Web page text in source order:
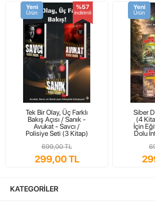
Yapıt öte yandan, bireysel psikolojinin
ilkelerini ve bunların insanı tanımada
değeri, ortak yaşamdaki ve kişinin kendi
kurmadaki önemini açıklama amacı
Kitaplarımızın tamamı orijinal metin ve
Kapıda Nakit Ödeme Ve İade Garantili
Kadar Gönderiyoruz.
ROMAN BOY (15-5 / 21-5 )
208 SAYFA
İŞLEMELİ KAPAK
Telefon : 0212 876 83 83
%57
indirimli
Yeni
Ürün
Tek Bir Olay, Üç Farklı
Bakış Açısı / Sanık -
Avukat - Savcı /
Polisiye Seti (3 Kitap)
699,00 TL
299,00 TL
Yeni
Ürün
Siber
(4
İçin
Dolu
KATEGORILER